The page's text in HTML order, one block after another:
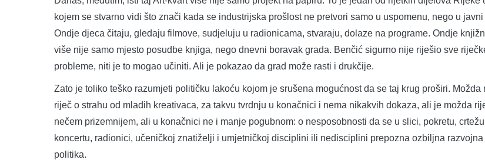
kojem se stvarno vidi što znači kada se industrijska prošlost ne pretvori samo u uspomenu, nego u javni
Ondje djeca čitaju, gledaju filmove, sudjeluju u radionicama, stvaraju, dolaze na programe. Ondje
više nije samo mjesto posudbe knjiga, nego dnevni boravak grada. Benčić sigurno nije riješio sve
probleme, niti je to mogao učiniti. Ali je pokazao da grad može rasti i drukčije.
Zato je toliko teško razumjeti političku lakoću kojom je srušena mogućnost da se taj krug proširi. Možda
riječ o strahu od mladih kreativaca, za takvu tvrdnju u konačnici i nema nikakvih dokaza, ali je možda
nečem prizemnijem, ali u konačnici ne i manje pogubnom: o nesposobnosti da se u slici, pokretu,
koncertu, radionici, učeničkoj znatiželji i umjetničkoj disciplini ili nedisciplini prepozna ozbiljna razvojna
politika.